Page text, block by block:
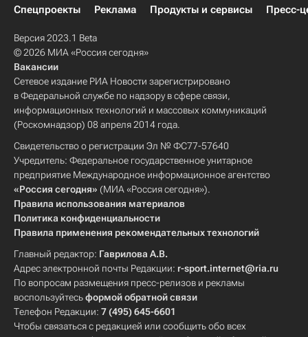
Спецпроекты
Реклама Продукты и сервисы Пресс-
Версия 2023.1 Beta
© 2026 МИА «Россия сегодня»
Вакансии
Сетевое издание РИА Новости зарегистрировано
в Федеральной службе по надзору в сфере связи,
информационных технологий и массовых коммуникаций
(Роскомнадзор) 08 апреля 2014 года.
Свидетельство о регистрации Эл № ФС77-57640
Учредитель: Федеральное государственное унитарное
предприятие Международное информационное агентство
«Россия сегодня» (МИА «Россия сегодня»).
Правила использования материалов
Политика конфиденциальности
Правила применения рекомендательных технологий
Главный редактор: Гаврилова А.В.
Адрес электронной почты Редакции: r-sport.internet@ria.ru
По вопросам размещения пресс-релизов и рекламы
воспользуйтесьформой обратной связи
Телефон Редакции: 7 (495) 645-6601
Чтобы связаться с редакцией или сообщить обо всех